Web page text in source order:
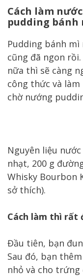
Cách làm
pudding bánh
Pudding bánh
cũng đã ngon
nữa thì sẽ càng
công thức và
chờ nướng
Nguyên liệu
nhạt, 200 g
Whisky Bourbon
sở thích).
Cách làm thì rất
Đầu tiên, bạn
Sau đó, bạn
nhỏ và cho